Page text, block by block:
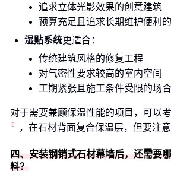
追求立体光影效果的创意建筑
预算充足且追求长期维护便利
湿贴系统更适合：
传统建筑风格的修复工程
对气密性要求较高的室内空间
工期紧张且施工条件受限的场合
对于需要兼顾保温性能的项目，可以
，在石材背面复合保温层，但要注意
四、安装钢销式石材幕墙后，还需要
料？